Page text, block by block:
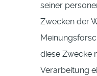
seiner
Zwecken der
diese Zwecke
Verarbeitung